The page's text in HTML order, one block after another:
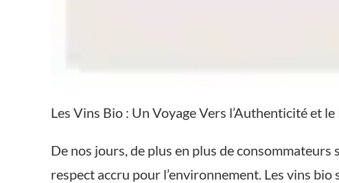
Les Vins Bio : Un Voyage Vers l’Authenticité et
De nos jours, de plus en plus de
respect accru pour l’environnement. Les vins